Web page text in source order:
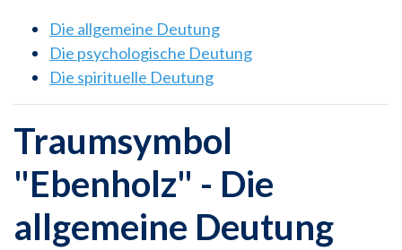
Die allgemeine Deutung
Die psychologische Deutung
Die spirituelle Deutung
Traumsymbol
"Ebenholz" - Die
allgemeine Deutung